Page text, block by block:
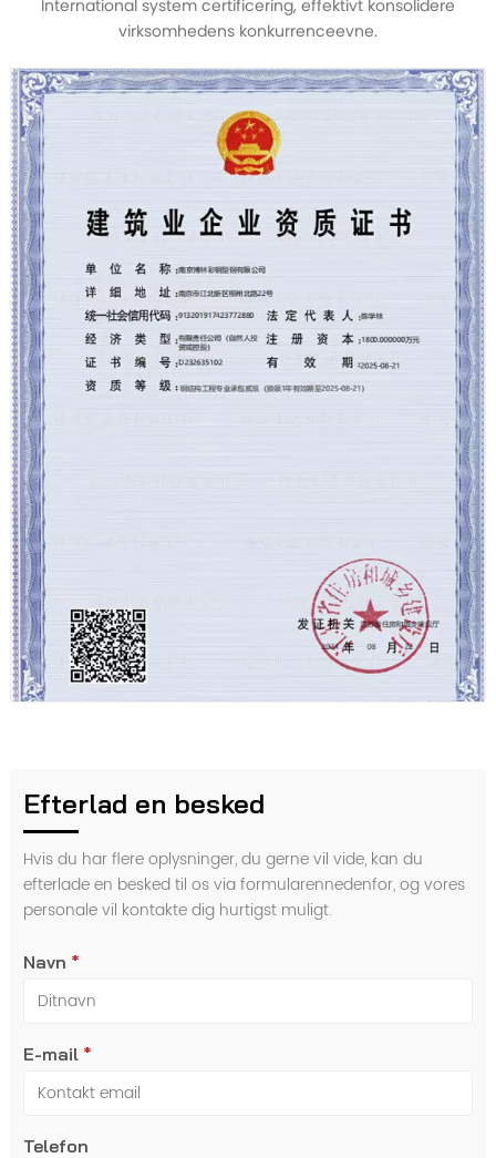
International system certificering, effektivt konsolidere
virksomhedens konkurrenceevne.
Efterlad en besked
Hvis du har flere oplysninger, du gerne vil vide, kan du
efterlade en besked til os via formularennedenfor, og vores
personale vil kontakte dig hurtigst muligt.
Navn *
E-mail *
Telefon